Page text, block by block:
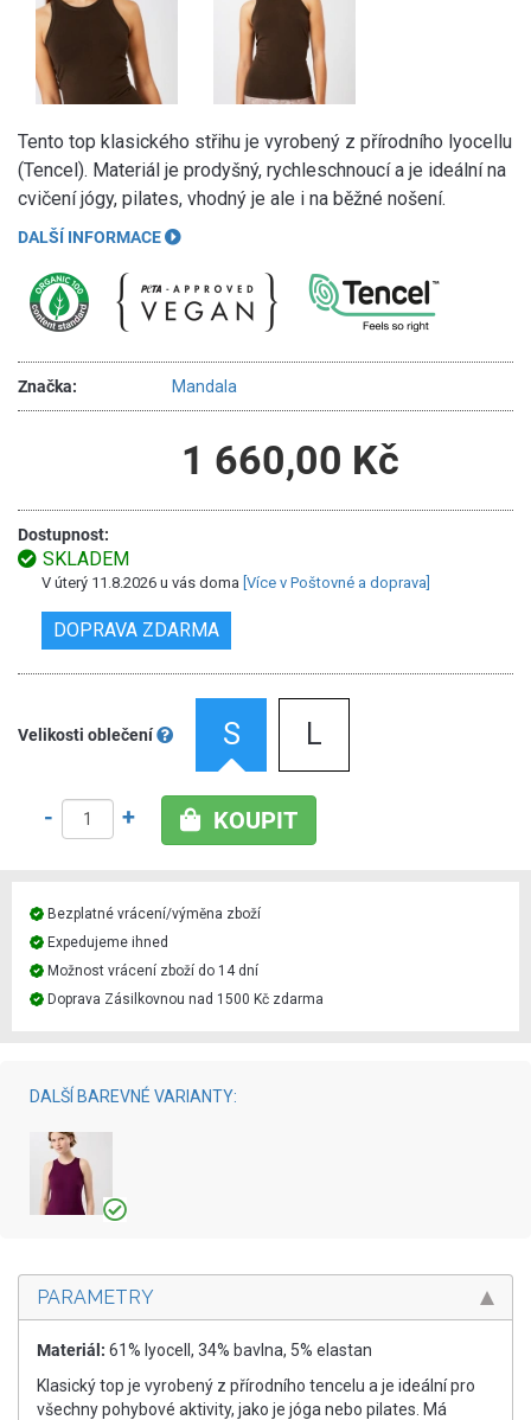
Tento top klasického střihu je vyrobený z přírodního lyocellu
(Tencel). Materiál je prodyšný, rychleschnoucí a je ideální na
cvičení jógy, pilates, vhodný je ale i na běžné nošení.
DALŠÍ INFORMACE
Značka: Mandala
1 660,00 Kč
Dostupnost:
SKLADEM
V úterý 11.8.2026 u vás doma [Více v Poštovné a doprava]
DOPRAVA ZDARMA
Velikosti oblečení S L
- + KOUPIT
Bezplatné vrácení/výměna zboží
Expedujeme ihned
Možnost vrácení zboží do 14 dní
Doprava Zásilkovnou nad 1500 Kč zdarma
DALŠÍ BAREVNÉ VARIANTY:
PARAMETRY
Materiál: 61% lyocell, 34% bavlna, 5% elastan
Klasický top je vyrobený z přírodního tencelu a je ideální pro
všechny pohybové aktivity, jako je jóga nebo pilates. Má